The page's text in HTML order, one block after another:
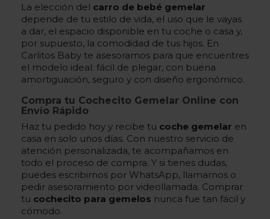
La elección del carro de bebé gemelar
depende de tu estilo de vida, el uso que le vayas
a dar, el espacio disponible en tu coche o casa y,
por supuesto, la comodidad de tus hijos. En
Carlitos Baby te asesoramos para que encuentres
el modelo ideal: fácil de plegar, con buena
amortiguación, seguro y con diseño ergonómico.
Compra tu Cochecito Gemelar Online con
Envío Rápido
Haz tu pedido hoy y recibe tu coche gemelar en
casa en solo unos días. Con nuestro servicio de
atención personalizada, te acompañamos en
todo el proceso de compra. Y si tienes dudas,
puedes escribirnos por WhatsApp, llamarnos o
pedir asesoramiento por videollamada. Comprar
tu cochecito para gemelos nunca fue tan fácil y
cómodo.